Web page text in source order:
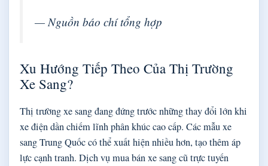
— Nguồn báo chí tổng hợp
Xu Hướng Tiếp Theo Của Thị Trường
Xe Sang?
Thị trường xe sang đang đứng trước những thay đổi lớn khi
xe điện dần chiếm lĩnh phân khúc cao cấp. Các mẫu xe
sang Trung Quốc có thể xuất hiện nhiều hơn, tạo thêm áp
lực cạnh tranh. Dịch vụ mua bán xe sang cũ trực tuyến